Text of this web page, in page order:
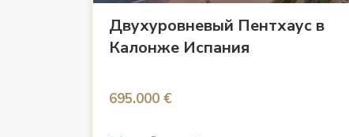
Двухуровневый Пентхаус в
Калонже Испания
695.000 €